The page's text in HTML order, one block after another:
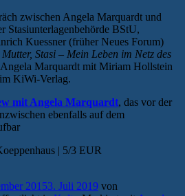
zwischen Angela Marquardt und
Stasiunterlagenbehörde BStU,
Kuessner (früher Neues Forum)
Mutter, Stasi – Mein Leben im Netz des
Marquardt mit Miriam Hollstein
KiWi-Verlag.
mit Angela Marquardt, das vor der
ebenfalls auf dem
| 5/3 EUR
20153. Juli 2019 von